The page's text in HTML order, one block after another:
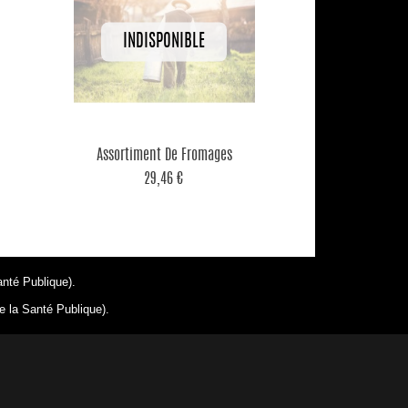
Aperçu rapide
Assortiment De Fromages
29,46 €
Publique).
la Santé Publique).